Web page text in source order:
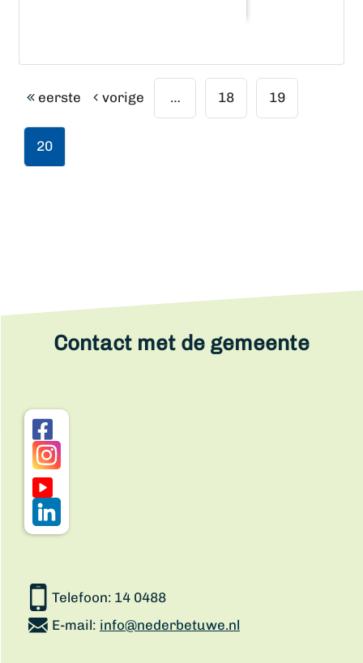
eerste vorige … 18 19
20
Contact met de gemeente
Telefoon: 14 0488
E-mail: info@nederbetuwe.nl